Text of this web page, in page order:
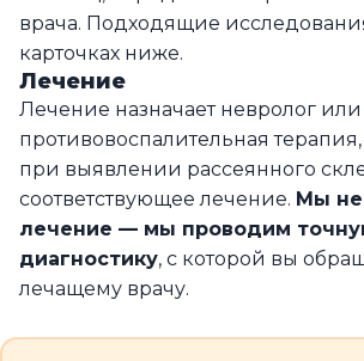
врача. Подходящие
карточках ниже.
Лечение
Лечение назначает невролог
противовоспалительная
при выявлении рассеянного
соответствующее лечение. Мы не
лечение — мы проводим
диагностику, с которой вы
лечащему врачу.